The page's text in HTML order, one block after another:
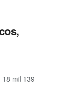
mil 139